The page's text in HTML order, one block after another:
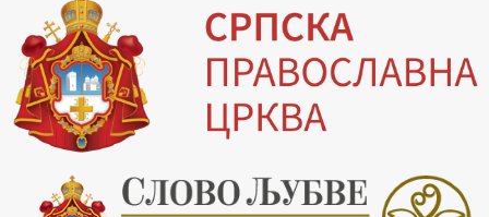
19.30 Вечерње молитве
20.00 Вести из Цркве
20.15 Реч архијереја
20.30 Хроника Архиепископије
21.03 Врлинослов